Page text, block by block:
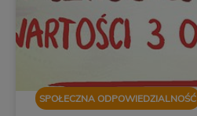
SPOŁECZNA ODPOWIEDZIALNOŚĆ